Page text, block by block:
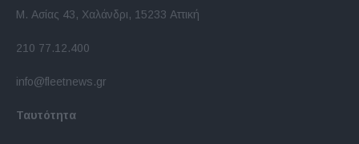
Μ. Ασίας 43, Χαλάνδρι, 15233 Αττική
210 77.12.400
info@fleetnews.gr
Ταυτότητα